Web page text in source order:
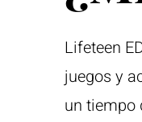
Lifeteen
juegos y
un tiempo